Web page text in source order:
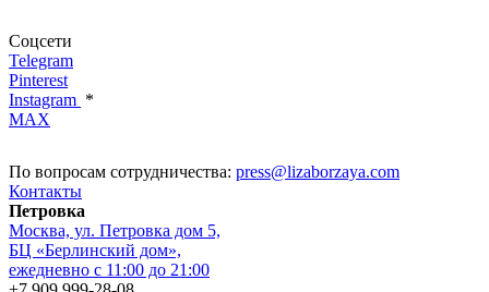
Соцсети
Telegram
Pinterest
Instagram *
MAX
По вопросам сотрудничества: press@lizaborzaya.com
Контакты
Петровка
Москва, ул. Петровка дом 5,
БЦ «Берлинский дом»,
ежедневно с 11:00 до 21:00